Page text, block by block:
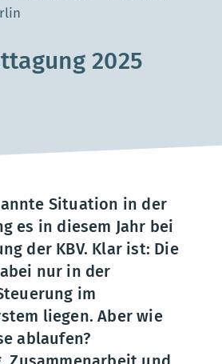
2025
Situation in der
es in diesem Jahr bei
der KBV. Klar ist: Die
nur in der
im
liegen. Aber wie
ablaufen?